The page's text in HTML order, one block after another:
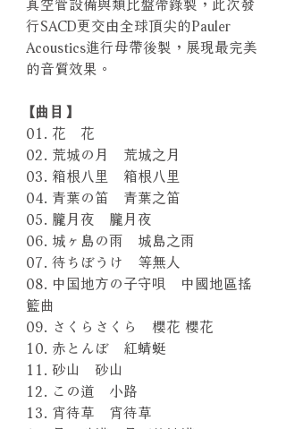
行SACD更交由全球頂尖的Pauler
Acoustics進行母帶後製，展現最完美
的音質效果。
【曲目】
01. 花 花
02. 荒城の月 荒城之月
03. 箱根八里 箱根八里
04. 青葉の笛 青葉之笛
05. 朧月夜 朧月夜
06. 城ヶ島の雨 城島之雨
07. 待ちぼうけ 等無人
08. 中国地方の子守唄 中國地區搖
籃曲
09. さくらさくら 櫻花 櫻花
10. 赤とんぼ 紅蜻蜓
11. 砂山 砂山
12. この道 小路
13. 宵待草 宵待草